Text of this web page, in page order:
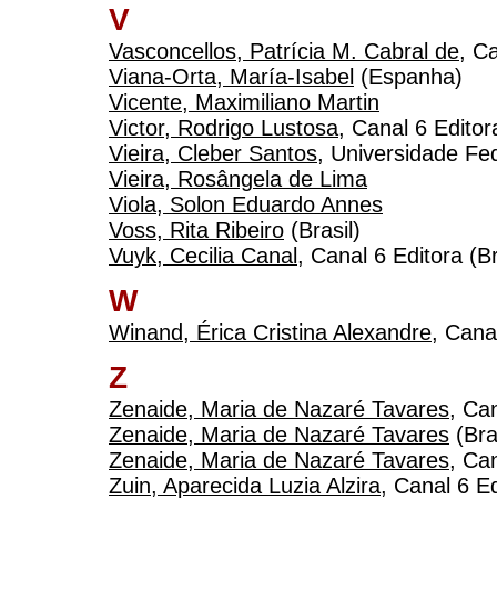
V
Vasconcellos, Patrícia M. Cabral de,
Viana-Orta, María-Isabel (Espanha)
Vicente, Maximiliano Martin
Victor, Rodrigo Lustosa, Canal 6
Vieira, Cleber Santos, Universidade
Vieira, Rosângela de Lima
Viola, Solon Eduardo Annes
Voss, Rita Ribeiro (Brasil)
Vuyk, Cecilia Canal, Canal 6 Editora
W
Winand, Érica Cristina Alexandre,
Z
Zenaide, Maria de Nazaré Tavares,
Zenaide, Maria de Nazaré Tavares
Zenaide, Maria de Nazaré Tavares,
Zuin, Aparecida Luzia Alzira, Canal 6